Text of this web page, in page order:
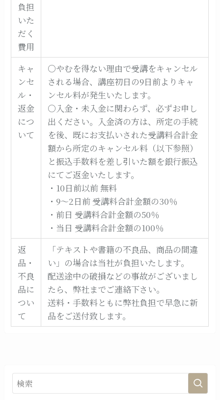
負担
いた
だく
費用
キャ
ンセ
ル・
返金
につ
いて
○やむを得ない理由で受講をキャンセル
される場合、講座初日の9日前よりキャ
ンセル料が発生いたします。
○入金・未入金に関わらず、必ずお申し
出ください。入金済の方は、所定の手続
を後、既にお支払いされた受講料合計金
額から所定のキャンセル料（以下参照）
と振込手数料を差し引いた額を銀行振込
にてご返金いたします。
・10日前以前 無料
・9～2日前 受講料合計金額の30％
・前日 受講料合計金額の50％
・当日 受講料合計金額の100％
返
品・
不良
品に
つい
て
「テキストや書籍の不良品、商品の間違
い」の場合は当社が負担いたします。
配送途中の破損などの事故がございまし
たら、弊社までご連絡下さい。
送料・手数料ともに弊社負担で早急に新
品をご送付致します。